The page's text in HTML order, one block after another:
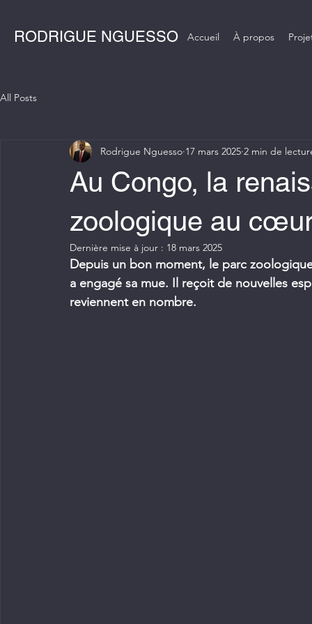
RODRIGUE NGUESSO Accueil À propos
All Posts
Au Congo, la
zoologique au
Rodrigue Nguesso 17 mars 2025 2 min de
Dernière mise à jour : 18 mars 2025
Depuis un bon moment, le parc
a engagé sa mue. Il reçoit de nouvelles
reviennent en nombre.